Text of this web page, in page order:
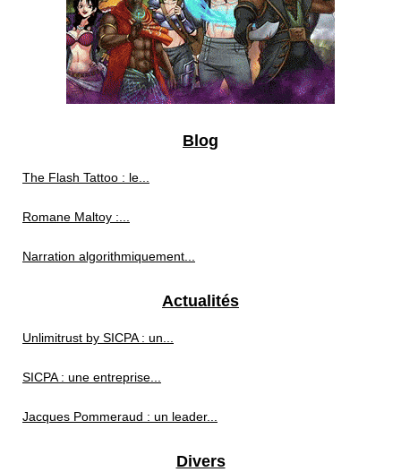
Blog
The Flash Tattoo : le...
Romane Maltoy :...
Narration algorithmiquement...
Actualités
Unlimitrust by SICPA : un...
SICPA : une entreprise...
Jacques Pommeraud : un leader...
Divers